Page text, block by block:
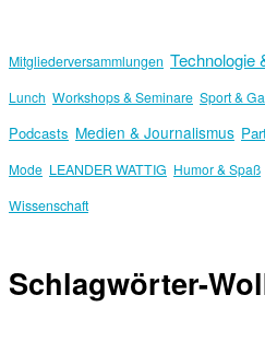
Mitgliederversammlungen Technologie
Lunch Workshops & Seminare Sport &
Podcasts Medien & Journalismus
Mode LEANDER WATTIG Humor & Spaß
Wissenschaft
Schlagwörter-